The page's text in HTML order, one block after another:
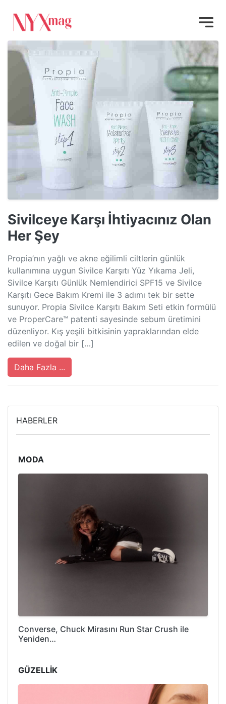
Sivilceye Karşı İhtiyacınız Olan
Her Şey
Propia’nın yağlı ve akne eğilimli ciltlerin günlük
kullanımına uygun Sivilce Karşıtı Yüz Yıkama Jeli,
Sivilce Karşıtı Günlük Nemlendirici SPF15 ve Sivilce
Karşıtı Gece Bakım Kremi ile 3 adımı tek bir sette
sunuyor. Propia Sivilce Karşıtı Bakım Seti etkin formülü
ve ProperCare™ patenti sayesinde sebum üretimini
düzenliyor. Kış yeşili bitkisinin yapraklarından elde
edilen ve doğal bir […]
Daha Fazla ...
HABERLER
MODA
Converse, Chuck Mirasını Run Star Crush ile
Yeniden…
GÜZELLİK